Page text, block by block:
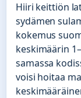
Hiiri keittiön
sydämen
kokemus
keskimäärin
samassa
voisi hoitaa